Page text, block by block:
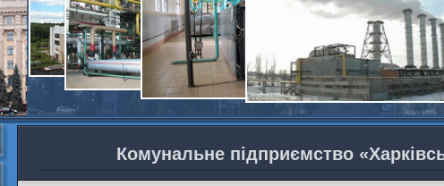
Комунальне підприємство